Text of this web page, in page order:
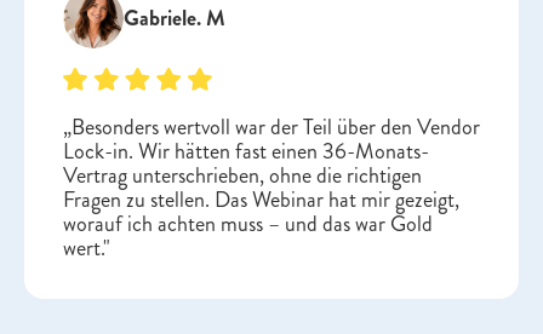
Gabriele. M
„Besonders wertvoll war der Teil über den Vendor
Lock-in. Wir hätten fast einen 36-Monats-
Vertrag unterschrieben, ohne die richtigen
Fragen zu stellen. Das Webinar hat mir gezeigt,
worauf ich achten muss – und das war Gold
wert."